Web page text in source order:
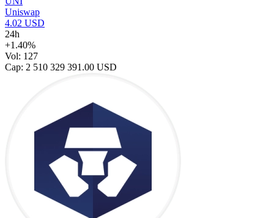
Uniswap
4.02 USD
24h
+1.40%
Vol: 127
Cap: 2 510 329 391.00 USD